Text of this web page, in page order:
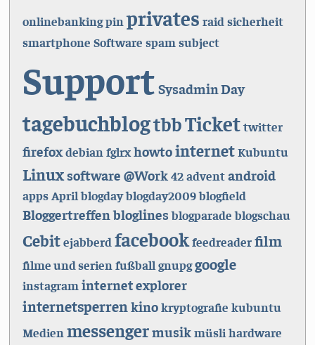
onlinebankingpin privates raid sicherheit
smartphone Software spam subject
Support Sysadmin Day
tagebuchblogtbbTickettwitter
firefoxdebian fglrxhowtointernetKubuntu
Linuxsoftware @Work42adventandroid
appsApril blogdayblogday2009blogfield
Bloggertreffenbloglines blogparade blogschau
Cebitejabberd facebookfeedreaderfilm
filme und serien fußball gnupggoogle
instagram internet explorer
internetsperrenkinokryptografie kubuntu
Medien messengermusikmüsli hardware